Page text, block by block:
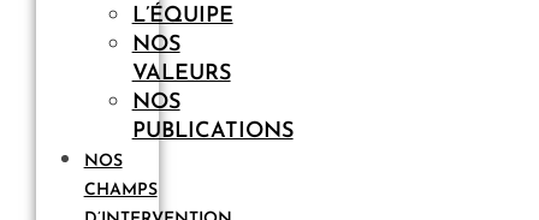
L’ÉQUIPE
NOS
VALEURS
NOS
PUBLICATIONS
NOS
CHAMPS